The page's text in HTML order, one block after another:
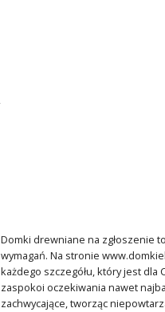
Domki drewniane na zgłoszenie
wymagań. Na stronie
każdego szczegółu, który jest
zaspokoi oczekiwania nawet
zachwycające, tworząc